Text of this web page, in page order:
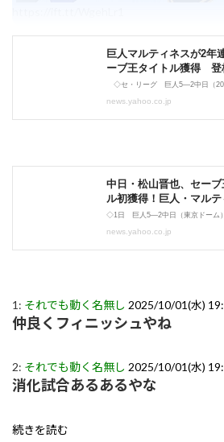
1: それでも動く名無し 2025/10/01(水)
仲良くフィニッシュやね
2: それでも動く名無し 2025/10/01(水)
消化試合あるあるやな
続きを読む